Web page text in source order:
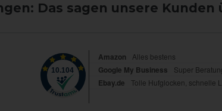
Das sagen unsere Kunden